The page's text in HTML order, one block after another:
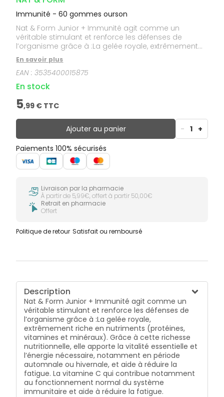
Immunité - 60 gommes ourson
Nat & Form Junior + Immunité agit comme un
véritable stimulant et renforce les défenses de
l’organisme grâce à :La gelée royale, extrêmement
riche en nutriments (protéines, vitamines et
minéraux). Grâce à cette richesse nutritionnelle, elle
apporte la vitalité essentielle et l’énergie nécessaire,
notamment en période automnale ou hivernale, et
aide à réduire la fatigue. La vitamine C qui contribue
notamment au fonctionnement normal du système
immunitaire et aide à réduire la fatigue.
En savoir plus
EAN :3535400015875
En stock
5,99 € TTC
Ajouter au panier - 1 +
Paiements 100% sécurisés
Livraison par la pharmacie
À partir de 5,99€, offert à partir 50,00€
Retrait en pharmacie
Offert
Politique de retour Satisfait ou remboursé
Description
Nat & Form Junior + Immunité agit comme un
véritable stimulant et renforce les défenses de
l’organisme grâce à :La gelée royale,
extrêmement riche en nutriments (protéines,
vitamines et minéraux). Grâce à cette richesse
nutritionnelle, elle apporte la vitalité essentielle et
l’énergie nécessaire, notamment en période
automnale ou hivernale, et aide à réduire la
fatigue. La vitamine C qui contribue notamment
au fonctionnement normal du système
immunitaire et aide à réduire la fatigue.